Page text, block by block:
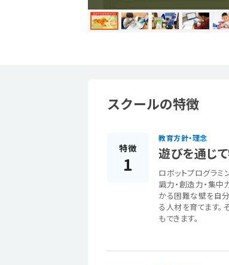
スクールの特徴
特徴
1
教育方針・理念
遊びを通じ
ロボットプログラ
識力・創造力・集中
かる困難な壁を自
る人材を育てます。
もできます。